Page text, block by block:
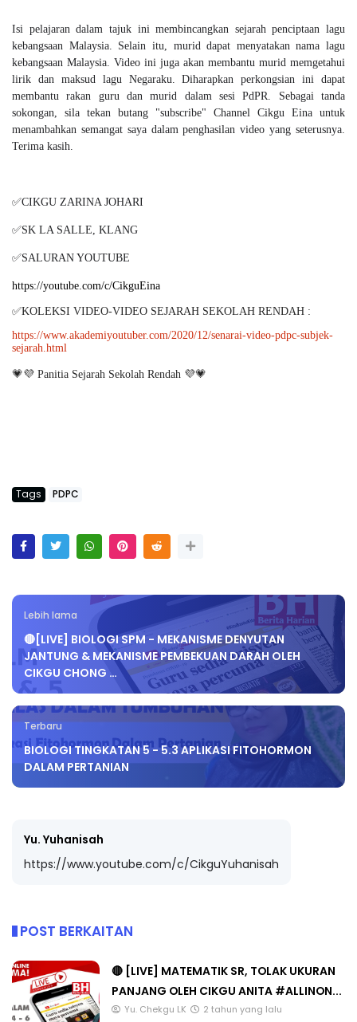
Isi pelajaran dalam tajuk ini membincangkan sejarah penciptaan lagu
kebangsaan Malaysia. Selain itu, murid dapat menyatakan nama lagu
kebangsaan Malaysia. Video ini juga akan membantu murid memgetahui
lirik dan maksud lagu Negaraku. Diharapkan perkongsian ini dapat
membantu rakan guru dan murid dalam sesi PdPR. Sebagai tanda
sokongan, sila tekan butang "subscribe" Channel Cikgu Eina untuk
menambahkan semangat saya dalam penghasilan video yang seterusnya.
Terima kasih.
✅CIKGU ZARINA JOHARI
✅SK LA SALLE, KLANG
✅SALURAN YOUTUBE
https://youtube.com/c/CikguEina
✅KOLEKSI VIDEO-VIDEO SEJARAH SEKOLAH RENDAH :
https://www.akademiyoutuber.com/2020/12/senarai-video-pdpc-subjek-
sejarah.html
💗💜 Panitia Sejarah Sekolah Rendah 💜💗
Tags PDPC
Lebih lama
🔴[LIVE] BIOLOGI SPM - MEKANISME DENYUTAN
JANTUNG & MEKANISME PEMBEKUAN DARAH OLEH
CIKGU CHONG …
Terbaru
BIOLOGI TINGKATAN 5 - 5.3 APLIKASI FITOHORMON
DALAM PERTANIAN
Yu. Yuhanisah
https://www.youtube.com/c/CikguYuhanisah
POST BERKAITAN
🔴 [LIVE] MATEMATIK SR, TOLAK UKURAN
PANJANG OLEH CIKGU ANITA #ALLINON...
Yu. Chekgu LK 2 tahun yang lalu